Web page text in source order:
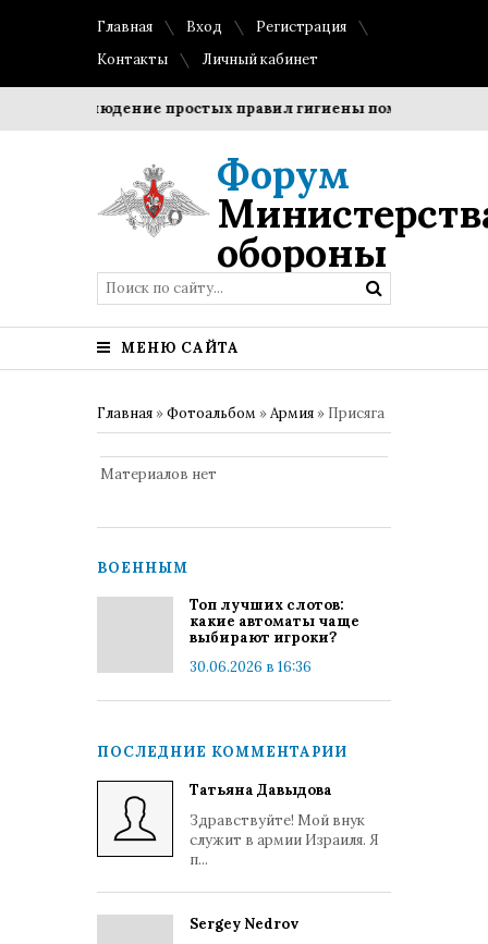
Главная Вход
Регистрация
Контакты
Личный кабинет
Соблюдение простых правил гигиены помогает
Форум
обороны
МЕНЮ САЙТА
Главная »Фотоальбом »Армия » Присяга
Материалов нет
ВОЕННЫМ
Топ лучших слотов:
какие автоматы чаще
выбирают игроки?
30.06.2026 в 16:36
ПОСЛЕДНИЕ КОММЕНТАРИИ
Татьяна Давыдова
Здравствуйте! Мой внук
служит в армии Израиля. Я
п...
Sergey Nedrov